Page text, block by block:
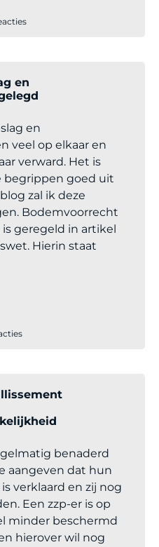
en
en
veel op elkaar en
verward. Het is
begrippen goed uit
zal ik deze
Bodemvoorrecht
geregeld in artikel
Hierin staat
benaderd
aangeven dat hun
verklaard en zij nog
Een zzp-er is op
minder beschermd
hierover wil nog